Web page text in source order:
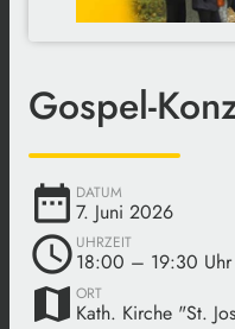
Gospel-
date_range DATUM
7. Juni 2026
schedule UHRZEIT
18:00 – 19:30 Uhr
map ORT
Kath. Kirche "St.